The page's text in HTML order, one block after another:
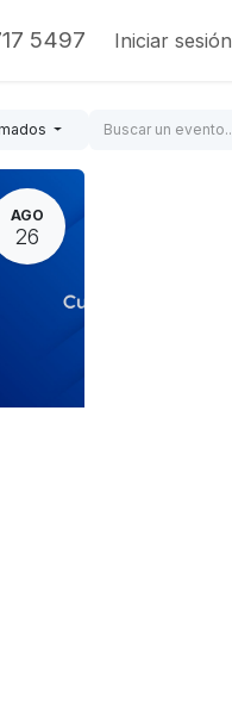
5497 Iniciar sesión
AGO
26